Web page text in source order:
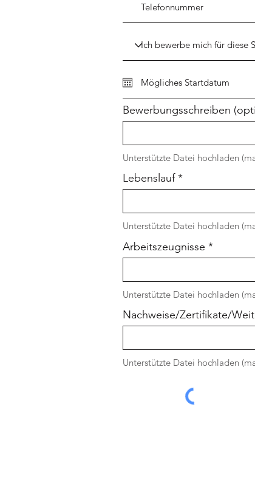
Bewerbungsschreiben
Unterstützte Datei hochladen
Lebenslauf
Unterstützte Datei hochladen
Arbeitszeugnisse
Unterstützte Datei hochladen
Nachweise/Zertifikate/
Unterstützte Datei hochladen